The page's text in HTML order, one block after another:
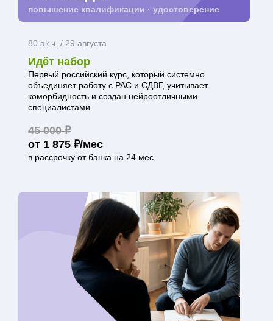
повышение квалификации · удостоверение
80 ак.ч. / 29 августа
Идёт набор
Первый российский курс, который системно
объединяет работу с РАС и СДВГ, учитывает
коморбидность и создан нейроотличными
специалистами.
45 000 ₽
от 1 875 ₽/мес
в рассрочку от банка на 24 мес